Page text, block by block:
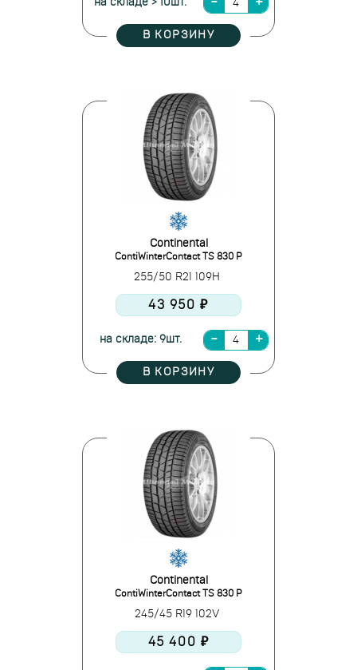
на складе > 10шт.
В КОРЗИНУ
Continental
ContiWinterContact TS 830 P
255/50 R21 109H
43 950 ₽
на складе: 9шт.
В КОРЗИНУ
Continental
ContiWinterContact TS 830 P
245/45 R19 102V
45 400 ₽